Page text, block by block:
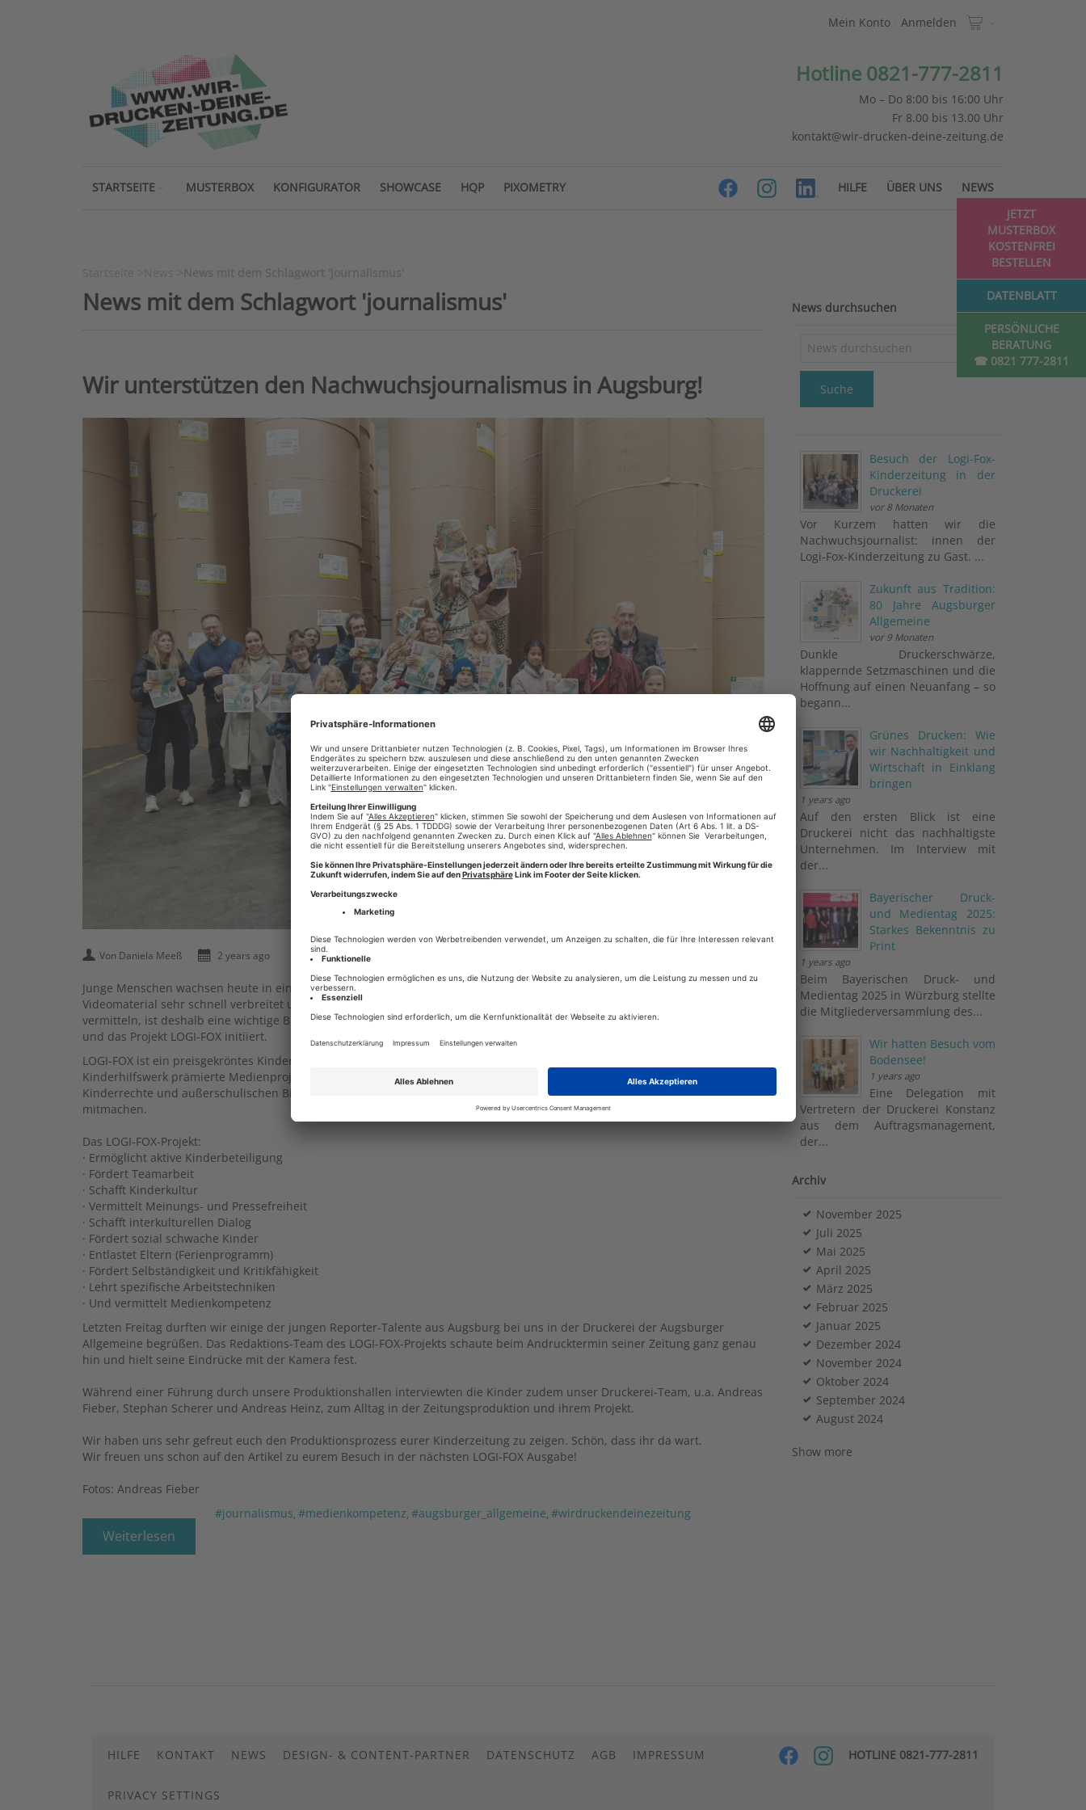
PERSÖNLICHE
BERATUNG
☎ 0821 777-2811
JETZT
MUSTERBOX
KOSTENFREI
BESTELLEN
DATENBLATT
Mein Konto Anmelden
Hotline 0821-777-2811
Mo – Do 8:00 bis 16:00 Uhr
Fr 8.00 bis 13.00 Uhr
kontakt@wir-drucken-deine-zeitung.de
STARTSEITE NEWS
MUSTERBOX ÜBER UNS
KONFIGURATOR HILFE
SHOWCASE HQP PIXOMETRY
News mit dem Schlagwort 'journalismus'
Wir unterstützen den Nachwuchsjournalismus in Augsburg!
Von Daniela Meeß 2 years ago
Junge Menschen wachsen heute in einer Gesellschaft auf, in der sich Desinformation, sowie manipuliertes Bild- und
Videomaterial sehr schnell verbreitet und nicht immer leicht identifizierbar ist. Bereits Kindern Medienkompetenz zu
vermitteln, ist deshalb eine wichtige Bildungsaufgabe. Hier in Augsburg hat man diesen Bedarf schon vor 23 Jahren erkannt
und das Projekt LOGI-FOX initiiert.
LOGI-FOX ist ein preisgekröntes Kinderbeteiligungsprojekt und die Kinderzeitung der Stadt Augsburg. Das vom Deutschen
Kinderhilfswerk prämierte Medienprojekt wurde im Jahr 2001 als Beteiligungsprojekt zur lebendigen Gestaltung der
Kinderrechte und außerschulischen Bildung ins Leben gerufen. Bislang konnten bei LOGI-FOX mehr als 500 Kinder
mitmachen.
Das LOGI-FOX-Projekt:
· Ermöglicht aktive Kinderbeteiligung
· Fördert Teamarbeit
· Schafft Kinderkultur
· Vermittelt Meinungs- und Pressefreiheit
· Schafft interkulturellen Dialog
· Fördert sozial schwache Kinder
· Entlastet Eltern (Ferienprogramm)
· Fördert Selbständigkeit und Kritikfähigkeit
· Lehrt spezifische Arbeitstechniken
· Und vermittelt Medienkompetenz
Letzten Freitag durften wir einige der jungen Reporter-Talente aus Augsburg bei uns in der Druckerei der Augsburger
Allgemeine begrüßen. Das Redaktions-Team des LOGI-FOX-Projekts schaute beim Andrucktermin seiner Zeitung ganz genau
hin und hielt seine Eindrücke mit der Kamera fest.
Während einer Führung durch unsere Produktionshallen interviewten die Kinder zudem unser Druckerei-Team, u.a. Andreas
Fieber, Stephan Scherer und Andreas Heinz, zum Alltag in der Zeitungsproduktion und ihrem Projekt.
Wir haben uns sehr gefreut euch den Produktionsprozess eurer Kinderzeitung zu zeigen. Schön, dass ihr da wart.
Wir freuen uns schon auf den Artikel zu eurem Besuch in der nächsten LOGI-FOX Ausgabe!
Fotos: Andreas Fieber
Weiterlesen
#journalismus #medienkompetenz #augsburger_allgemeine #wirdruckendeinezeitung
News durchsuchen
Suche
Besuch der Logi-Fox-
Kinderzeitung in der
Druckerei
vor 8 Monaten
Vor Kurzem hatten wir die
Nachwuchsjournalist: innen der
Logi-Fox-Kinderzeitung zu Gast. ...
Zukunft aus Tradition:
80 Jahre Augsburger
Allgemeine
vor 9 Monaten
Dunkle Druckerschwärze,
klappernde Setzmaschinen und die
Hoffnung auf einen Neuanfang – so
begann...
Grünes Drucken: Wie
wir Nachhaltigkeit und
Wirtschaft in Einklang
bringen
1 years ago
Auf den ersten Blick ist eine
Druckerei nicht das nachhaltigste
Unternehmen. Im Interview mit
der...
Bayerischer Druck-
und Medientag 2025:
Starkes Bekenntnis zu
Print
1 years ago
Beim Bayerischen Druck- und
Medientag 2025 in Würzburg stellte
die Mitgliederversammlung des...
Wir hatten Besuch vom
Bodensee!
1 years ago
Eine Delegation mit
Vertretern der Druckerei Konstanz
aus dem Auftragsmanagement,
der...
Archiv
November 2025
Juli 2025
Mai 2025
April 2025
März 2025
Februar 2025
Januar 2025
Dezember 2024
November 2024
Oktober 2024
September 2024
August 2024
Show more
HOTLINE 0821-777-2811
HILFE KONTAKT NEWS DESIGN- & CONTENT-PARTNER DATENSCHUTZ AGB IMPRESSUM
PRIVACY SETTINGS